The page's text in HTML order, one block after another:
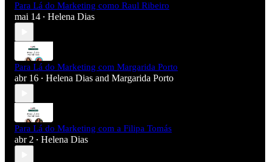
Para Lá do Marketing como Raul Ribeiro
mai 14 • Helena Dias
Para Lá do Marketing com Margarida Porto
abr 16 • Helena Dias and Margarida Porto
Para Lá do Marketing com a Filipa Tomás
abr 2 • Helena Dias